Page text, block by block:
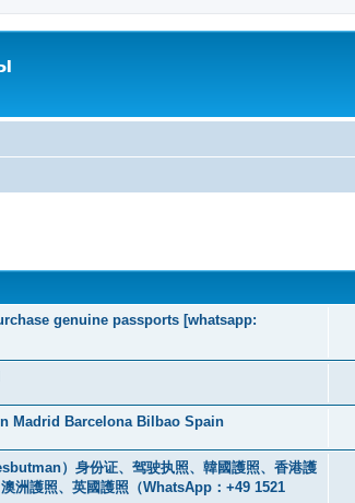
genuine passports [whatsapp:
Madrid Barcelona Bilbao Spain
）身份证、驾驶执照、韓國護照、香港護
洲護照、英國護照（WhatsApp：+49 1521